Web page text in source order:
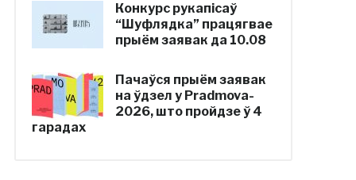
Конкурс рукапісаў
“Шуфлядка” працягвае
прыём заявак да 10.08
Пачаўся прыём заявак
на ўдзел у Pradmova-
2026, што пройдзе ў 4
гарадах